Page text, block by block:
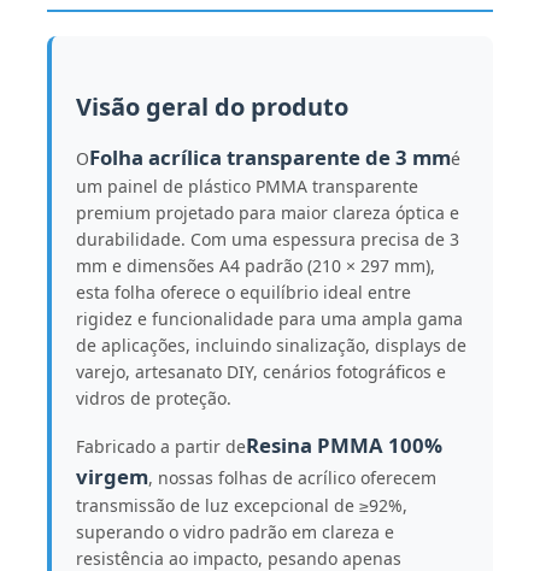
Casa
Produtos
Quem Somos
Fábrica
Controle de Qualidade
Fale Conosco
notícias
Todos os casos
Visão geral do produto
OFolha acrílica transparente de 3 mmé
um painel de plástico PMMA transparente
premium projetado para maior clareza óptica e
durabilidade. Com uma espessura precisa de 3
mm e dimensões A4 padrão (210 × 297 mm),
esta folha oferece o equilíbrio ideal entre
rigidez e funcionalidade para uma ampla gama
de aplicações, incluindo sinalização, displays de
varejo, artesanato DIY, cenários fotográficos e
vidros de proteção.
Fabricado a partir deResina PMMA 100%
virgem, nossas folhas de acrílico oferecem
transmissão de luz excepcional de ≥92%,
superando o vidro padrão em clareza e
resistência ao impacto, pesando apenas